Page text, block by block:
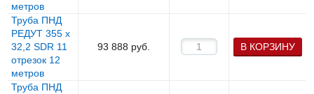
метров
Труба ПНД
РЕДУТ 355 х
32,2 SDR 11
отрезок 12
метров
93 888 руб. В КОРЗИНУ
Труба ПНД